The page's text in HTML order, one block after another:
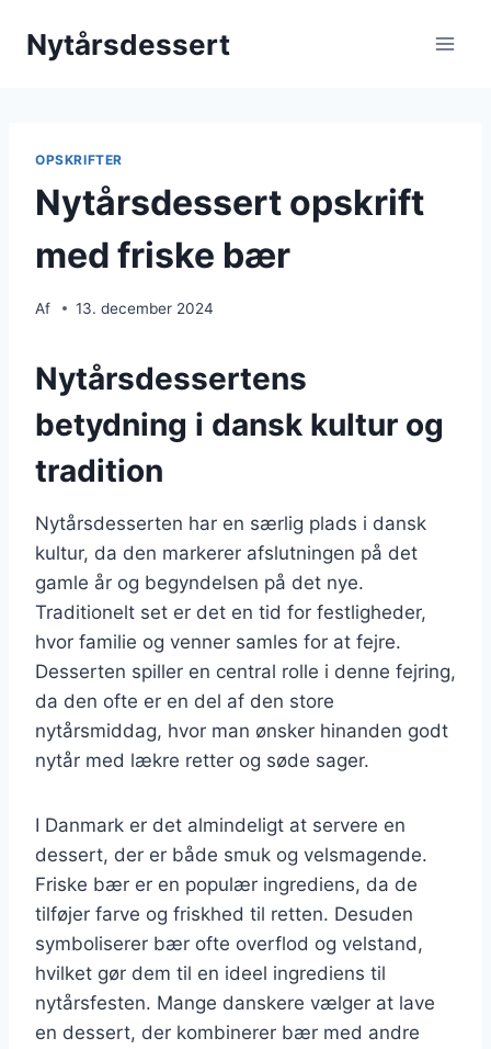
Nytårsdessert
OPSKRIFTER
Nytårsdessert opskrift
med friske bær
Af 13. december 2024
Nytårsdessertens
betydning i dansk kultur og
tradition
Nytårsdesserten har en særlig plads i dansk
kultur, da den markerer afslutningen på det
gamle år og begyndelsen på det nye.
Traditionelt set er det en tid for festligheder,
hvor familie og venner samles for at fejre.
Desserten spiller en central rolle i denne fejring,
da den ofte er en del af den store
nytårsmiddag, hvor man ønsker hinanden godt
nytår med lækre retter og søde sager.
I Danmark er det almindeligt at servere en
dessert, der er både smuk og velsmagende.
Friske bær er en populær ingrediens, da de
tilføjer farve og friskhed til retten. Desuden
symboliserer bær ofte overflod og velstand,
hvilket gør dem til en ideel ingrediens til
nytårsfesten. Mange danskere vælger at lave
en dessert, der kombinerer bær med andre